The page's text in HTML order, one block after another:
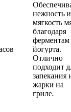
нежность и
мягкость
благодаря
ферментам
йогурта.
Отлично
подходит
запекания
жарки на
гриле.